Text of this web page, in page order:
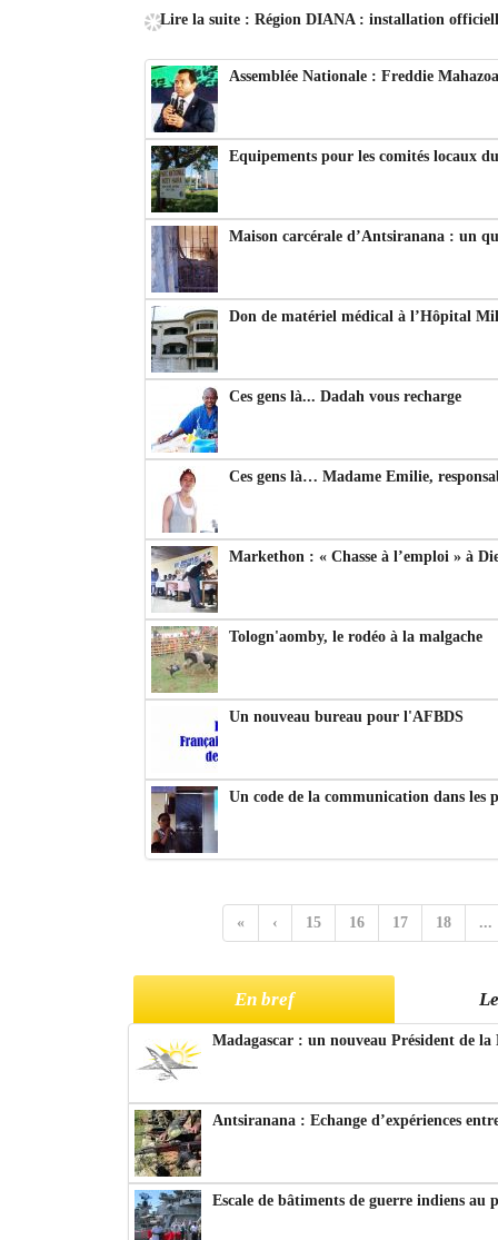
Lire la suite : Région DIANA : installation
Assemblée Nationale : Freddie
Equipements pour les comités locaux
Maison carcérale d’Antsiranana : un
Don de matériel médical à l’Hôpital
Ces gens là... Dadah vous recharge
Ces gens là… Madame Emilie,
Markethon : « Chasse à l’emploi » à
Tologn'aomby, le rodéo à la malgache
Un nouveau bureau pour l'AFBDS
Un code de la communication dans les
« ‹ 15 16 17 18 ...
En bref
Madagascar : un nouveau Président de
Antsiranana : Echange d’expériences
Escale de bâtiments de guerre indiens au